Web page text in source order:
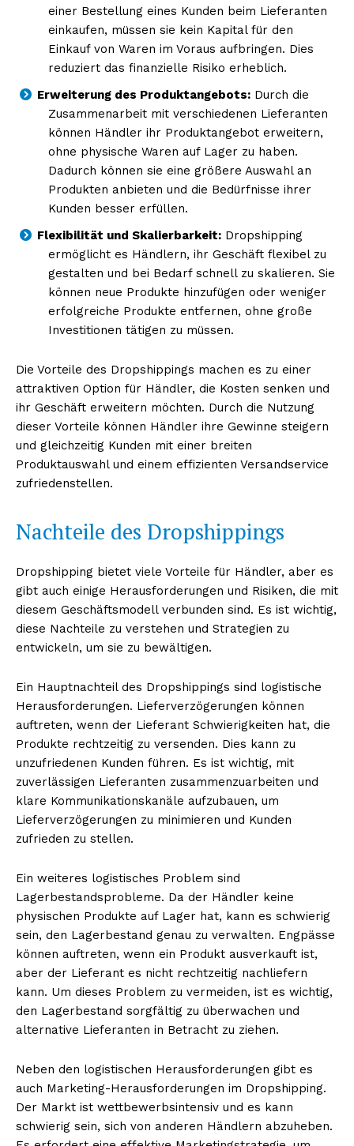
einer Bestellung eines Kunden beim Lieferanten
einkaufen, müssen sie kein Kapital für den
Einkauf von Waren im Voraus aufbringen. Dies
reduziert das finanzielle Risiko erheblich.
Erweiterung des Produktangebots: Durch die
Zusammenarbeit mit verschiedenen Lieferanten
können Händler ihr Produktangebot erweitern,
ohne physische Waren auf Lager zu haben.
Dadurch können sie eine größere Auswahl an
Produkten anbieten und die Bedürfnisse ihrer
Kunden besser erfüllen.
Flexibilität und Skalierbarkeit: Dropshipping
ermöglicht es Händlern, ihr Geschäft flexibel zu
gestalten und bei Bedarf schnell zu skalieren. Sie
können neue Produkte hinzufügen oder weniger
erfolgreiche Produkte entfernen, ohne große
Investitionen tätigen zu müssen.
Die Vorteile des Dropshippings machen es zu einer
attraktiven Option für Händler, die Kosten senken und
ihr Geschäft erweitern möchten. Durch die Nutzung
dieser Vorteile können Händler ihre Gewinne steigern
und gleichzeitig Kunden mit einer breiten
Produktauswahl und einem effizienten Versandservice
zufriedenstellen.
Nachteile des Dropshippings
Dropshipping bietet viele Vorteile für Händler, aber es
gibt auch einige Herausforderungen und Risiken, die mit
diesem Geschäftsmodell verbunden sind. Es ist wichtig,
diese Nachteile zu verstehen und Strategien zu
entwickeln, um sie zu bewältigen.
Ein Hauptnachteil des Dropshippings sind logistische
Herausforderungen. Lieferverzögerungen können
auftreten, wenn der Lieferant Schwierigkeiten hat, die
Produkte rechtzeitig zu versenden. Dies kann zu
unzufriedenen Kunden führen. Es ist wichtig, mit
zuverlässigen Lieferanten zusammenzuarbeiten und
klare Kommunikationskanäle aufzubauen, um
Lieferverzögerungen zu minimieren und Kunden
zufrieden zu stellen.
Ein weiteres logistisches Problem sind
Lagerbestandsprobleme. Da der Händler keine
physischen Produkte auf Lager hat, kann es schwierig
sein, den Lagerbestand genau zu verwalten. Engpässe
können auftreten, wenn ein Produkt ausverkauft ist,
aber der Lieferant es nicht rechtzeitig nachliefern
kann. Um dieses Problem zu vermeiden, ist es wichtig,
den Lagerbestand sorgfältig zu überwachen und
alternative Lieferanten in Betracht zu ziehen.
Neben den logistischen Herausforderungen gibt es
auch Marketing-Herausforderungen im Dropshipping.
Der Markt ist wettbewerbsintensiv und es kann
schwierig sein, sich von anderen Händlern abzuheben.